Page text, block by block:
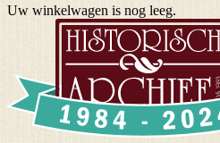
Uw winkelwagen is nog leeg.